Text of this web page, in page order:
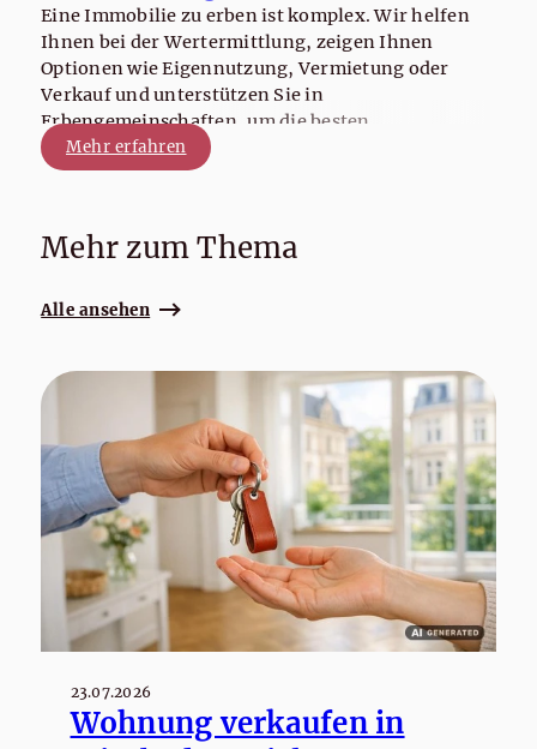
Eine Immobilie zu erben ist komplex. Wir helfen
Ihnen bei der Wertermittlung, zeigen Ihnen
Optionen wie Eigennutzung, Vermietung oder
Verkauf und unterstützen Sie in
Erbengemeinschaften, um die besten
Entscheidungen zu treffen.
Mehr erfahren
Mehr zum Thema
Alle ansehen
23.07.2026
Wohnung verkaufen in